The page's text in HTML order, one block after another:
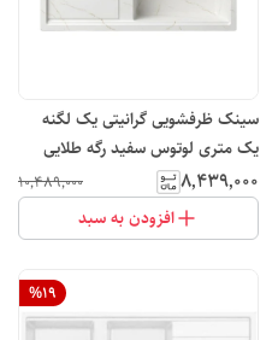
سینک ظرفشویی گرانیتی یک لگنه
یک متری لوتوس سفید رگه طلایی
مدل L102
۸٬۴۳۹٬۰۰۰ ۱۰٬۴۸۹٬۰۰۰
افزودن به سبد
%19